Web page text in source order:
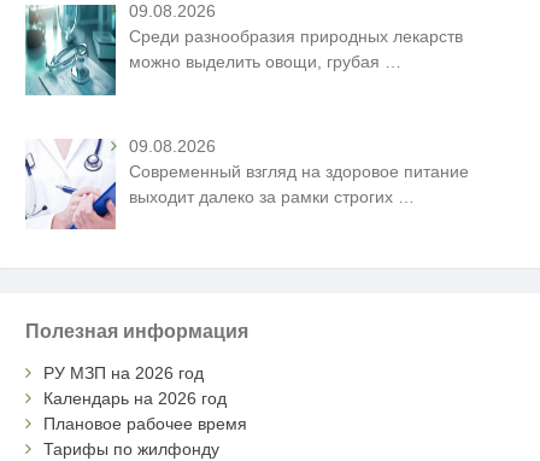
09.08.2026
Среди разнообразия природных лекарств
можно выделить овощи, грубая …
09.08.2026
Современный взгляд на здоровое питание
выходит далеко за рамки строгих
Полезная информация
РУ МЗП на 2026 год
Календарь на 2026 год
Плановое рабочее время
Тарифы по жилфонду